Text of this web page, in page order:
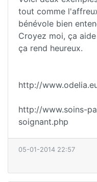
tout comme
bénévole bien
Croyez moi, ça
ça rend heureux.
http://
http://www.soins-
soignant.php
05-01-2014 22:57